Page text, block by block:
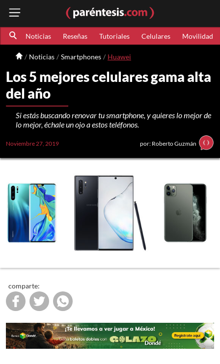
Noticias Reseñas Tutoriales Celulares Movilidad
Noticias Smartphones Huawei
Los 5 mejores celulares gama alta
del año
Si estás buscando renovar tu smartphone, y quieres lo mejor de
lo mejor, échale un ojo a estos teléfonos.
Noviembre 27, 2019 por: Roberto Guzmán
comparte: